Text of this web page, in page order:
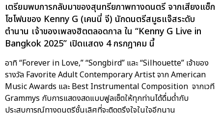
เตรียมพบการกลับมาของสุนทรียภาพทางดนตรี จากเสียงแซ็ก
โซโฟนของ Kenny G (เคนนี่ จี) นักดนตรีสมูธแจ๊สระดับ
ตำนาน เจ้าของเพลงฮิตตลอดกาล ใน “Kenny G Live in
Bangkok 2025” เปิดแสดง 4 กรกฎาคม นี้
อาทิ “Forever in Love,” “Songbird” และ “Silhouette” เจ้าของ
รางวัล Favorite Adult Contemporary Artist จาก American
Music Awards และ Best Instrumental Composition จากเวที
Grammys กับการแสดงสดแบบฟูลเซ็ตให้ทุกท่านได้ดื่มด่ำกับ
ประสบการณ์ทางดนตรีชั้นเลิศที่จะติดตรึงใจในใจอีกนาน